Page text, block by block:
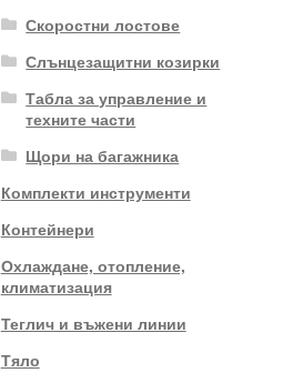
Скоростни лостове
Слънцезащитни козирки
Табла за управление и
техните части
Щори на багажника
Комплекти инструменти
Контейнери
Охлаждане, отопление,
климатизация
Теглич и въжени линии
Тяло